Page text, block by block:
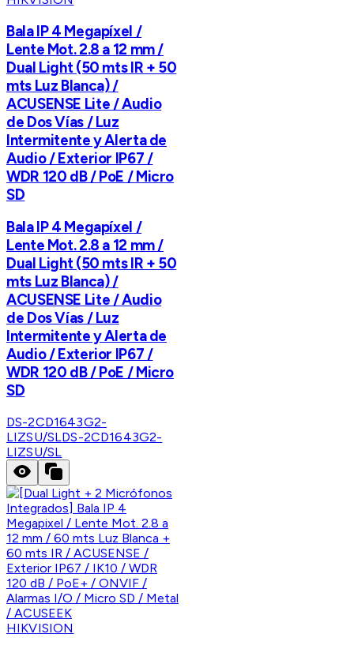
Bala IP 4 Megapíxel /
Lente Mot. 2.8 a 12 mm /
Dual Light (50 mts IR + 50
mts Luz Blanca) /
ACUSENSE Lite / Audio
de Dos Vías / Luz
Intermitente y Alerta de
Audio / Exterior IP67 /
WDR 120 dB / PoE / Micro
SD
Bala IP 4 Megapíxel /
Lente Mot. 2.8 a 12 mm /
Dual Light (50 mts IR + 50
mts Luz Blanca) /
ACUSENSE Lite / Audio
de Dos Vías / Luz
Intermitente y Alerta de
Audio / Exterior IP67 /
WDR 120 dB / PoE / Micro
SD
DS-2CD1643G2-
LIZSU/SLDS-2CD1643G2-
LIZSU/SL
HIKVISION